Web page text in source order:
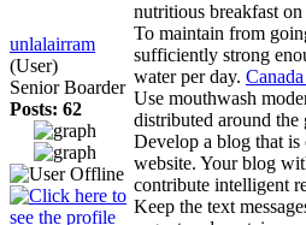
unlalairram
(User)
Senior Boarder
Posts: 62
nutritious breakfast
To maintain from
sufficiently strong
water per day.
Use mouthwash
distributed around
Develop a blog that
website. Your blog
contribute intelligent
Keep the text